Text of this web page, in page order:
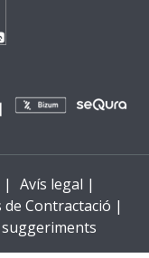
| Avís legal |
de Contractació |